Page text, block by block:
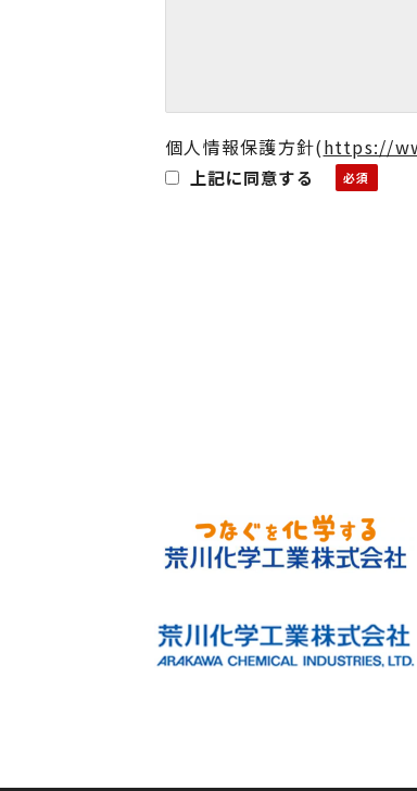
個人情報保護方針(https://
上記に同意する